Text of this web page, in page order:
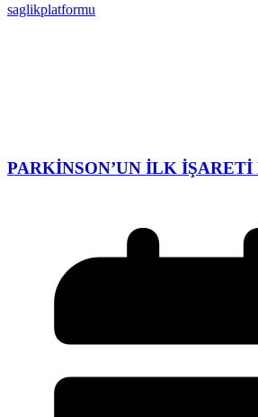
saglikplatformu
PARKİNSON’UN İLK İŞARETİ